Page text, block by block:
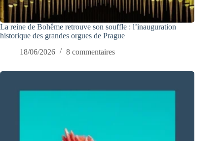
La reine de Bohême retrouve son souffle : l’inauguration
historique des grandes orgues de Prague
18/06/2026
8 commentaires